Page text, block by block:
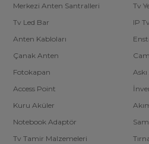
Merkezi Anten Santralleri
Tv
Tv Led Bar
IP
Anten Kabloları
Çanak Anten
Fotokapan
Access Point
Kuru Aküler
Notebook Adaptör
Tv Tamir Malzemeleri